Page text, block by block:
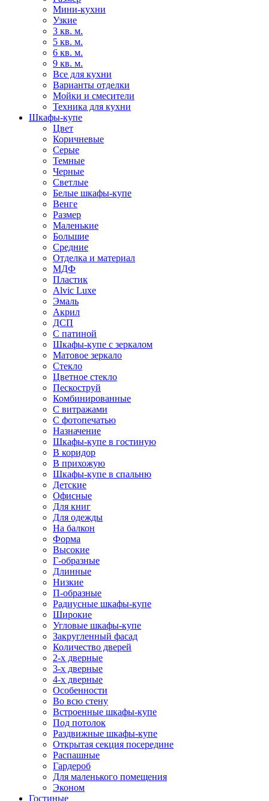
Мини-кухни
Узкие
3 кв. м.
5 кв. м.
6 кв. м.
9 кв. м.
Все для кухни
Варианты отделки
Мойки и смесители
Техника для кухни
Шкафы-купе
Цвет
Коричневые
Серые
Темные
Черные
Светлые
Белые шкафы-купе
Венге
Размер
Маленькие
Большие
Средние
Отделка и материал
МДФ
Пластик
Alvic Luxe
Эмаль
Акрил
ДСП
С патиной
Шкафы-купе с зеркалом
Матовое зеркало
Стекло
Цветное стекло
Пескоструй
Комбинированные
С витражами
С фотопечатью
Назначение
Шкафы-купе в гостиную
В коридор
В прихожую
Шкафы-купе в спальню
Детские
Офисные
Для книг
Для одежды
На балкон
Форма
Высокие
Г-образные
Длинные
Низкие
П-образные
Радиусные шкафы-купе
Широкие
Угловые шкафы-купе
Закругленный фасад
Количество дверей
2-х дверные
3-х дверные
4-х дверные
Особенности
Во всю стену
Встроенные шкафы-купе
Под потолок
Раздвижные шкафы-купе
Открытая секция посередине
Распашные
Гардероб
Для маленького помещения
Эконом
Гостиные